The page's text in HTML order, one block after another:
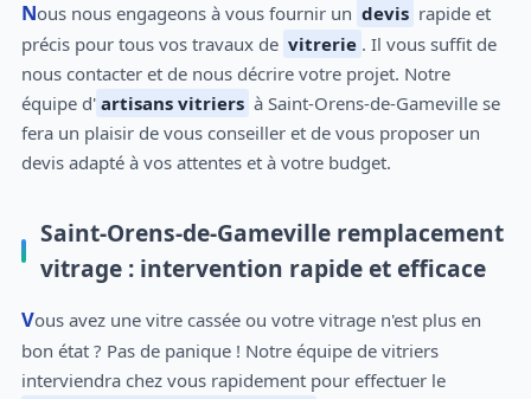
Nous nous engageons à vous fournir un devis rapide et
précis pour tous vos travaux de vitrerie . Il vous suffit de
nous contacter et de nous décrire votre projet. Notre
équipe d' artisans vitriers à Saint-Orens-de-Gameville se
fera un plaisir de vous conseiller et de vous proposer un
devis adapté à vos attentes et à votre budget.
Saint-Orens-de-Gameville remplacement
vitrage : intervention rapide et efficace
Vous avez une vitre cassée ou votre vitrage n'est plus en
bon état ? Pas de panique ! Notre équipe de vitriers
interviendra chez vous rapidement pour effectuer le